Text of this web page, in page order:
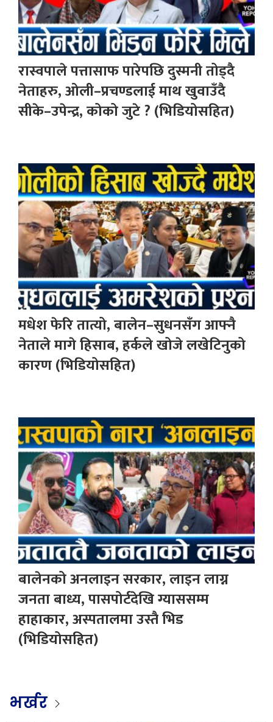
रास्वपाले पत्तासाफ पारेपछि दुस्मनी तोड्दै
नेताहरु, ओली–प्रचण्डलाई माथ खुवाउँदै
सीके–उपेन्द्र, कोको जुटे ? (भिडियोसहित)
मधेश फेरि तात्यो, बालेन–सुधनसँग आफ्नै
नेताले मागे हिसाब, हर्कले खोजे लखेटिनुको
कारण (भिडियोसहित)
बालेनको अनलाइन सरकार, लाइन लाग्न
जनता बाध्य, पासपोर्टदेखि ग्याससम्म
हाहाकार, अस्पतालमा उस्तै भिड
(भिडियोसहित)
भर्खर